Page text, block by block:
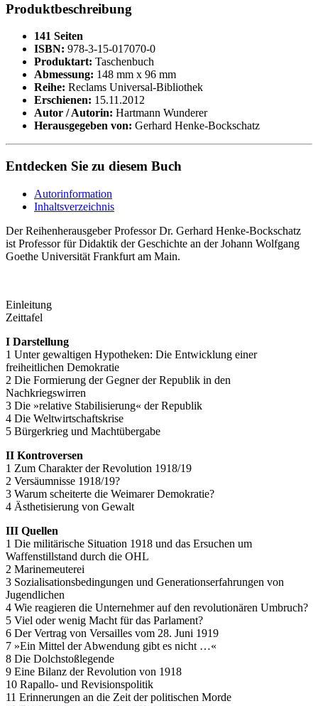
Produktbeschreibung
141 Seiten
ISBN: 978-3-15-017070-0
Produktart: Taschenbuch
Abmessung: 148 mm x 96 mm
Reihe: Reclams Universal-Bibliothek
Erschienen: 15.11.2012
Autor / Autorin: Hartmann Wunderer
Herausgegeben von: Gerhard Henke-Bockschatz
Entdecken Sie zu diesem Buch
Autorinformation
Inhaltsverzeichnis
Der Reihenherausgeber Professor Dr. Gerhard Henke-Bockschatz
ist Professor für Didaktik der Geschichte an der Johann Wolfgang
Goethe Universität Frankfurt am Main.
Einleitung
Zeittafel
I Darstellung
1 Unter gewaltigen Hypotheken: Die Entwicklung einer
freiheitlichen Demokratie
2 Die Formierung der Gegner der Republik in den
Nachkriegswirren
3 Die »relative Stabilisierung« der Republik
4 Die Weltwirtschaftskrise
5 Bürgerkrieg und Machtübergabe
II Kontroversen
1 Zum Charakter der Revolution 1918/19
2 Versäumnisse 1918/19?
3 Warum scheiterte die Weimarer Demokratie?
4 Ästhetisierung von Gewalt
III Quellen
1 Die militärische Situation 1918 und das Ersuchen um
Waffenstillstand durch die OHL
2 Marinemeuterei
3 Sozialisationsbedingungen und Generationserfahrungen von
Jugendlichen
4 Wie reagieren die Unternehmer auf den revolutionären Umbruch?
5 Viel oder wenig Macht für das Parlament?
6 Der Vertrag von Versailles vom 28. Juni 1919
7 »Ein Mittel der Abwendung gibt es nicht …«
8 Die Dolchstoßlegende
9 Eine Bilanz der Revolution von 1918
10 Rapallo- und Revisionspolitik
11 Erinnerungen an die Zeit der politischen Morde